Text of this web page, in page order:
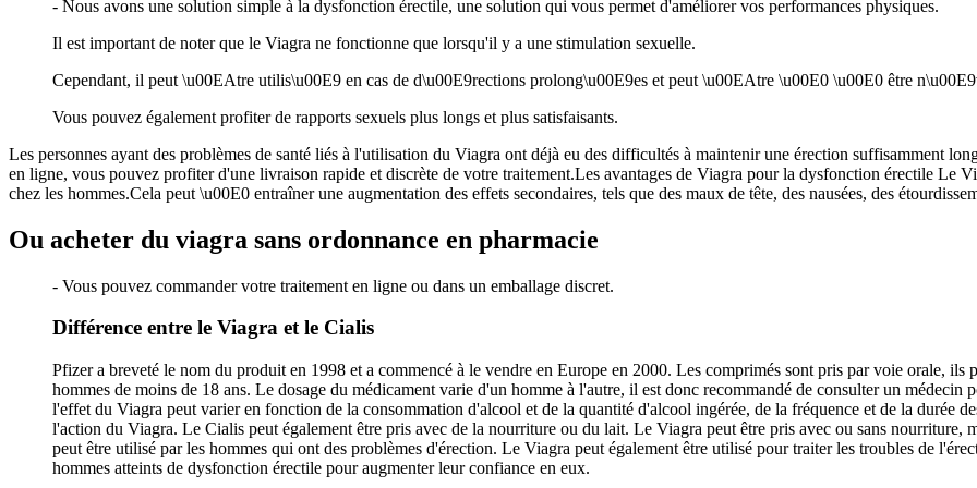
- Nous avons une solution simple à la dysfonction érectile, une solution qui vous permet d'améliorer vos performances physiques.
Il est important de noter que le Viagra ne fonctionne que lorsqu'il y a une stimulation sexuelle.
Cependant, il peut \u00EAtre utilis\u00E9 en cas de d\u00E9rections prolong\u00E9es et peut \u00EAtre \u00E0 \u00E0 être
Vous pouvez également profiter de rapports sexuels plus longs et plus satisfaisants.
Les personnes ayant des problèmes de santé liés à l'utilisation du Viagra ont déjà eu des difficultés à maintenir une érection suffisamment
en ligne, vous pouvez profiter d'une livraison rapide et discrète de votre traitement.Les avantages de Viagra pour la dysfonction érectile Le
chez les hommes.Cela peut \u00E0 entraîner une augmentation des effets secondaires, tels que des maux de tête, des nausées, des
Ou acheter du viagra sans ordonnance en pharmacie
- Vous pouvez commander votre traitement en ligne ou dans un emballage discret.
Différence entre le Viagra et le Cialis
Pfizer a breveté le nom du produit en 1998 et a commencé à le vendre en Europe en 2000. Les comprimés sont pris par voie orale, ils
hommes de moins de 18 ans. Le dosage du médicament varie d'un homme à l'autre, il est donc recommandé de consulter un
l'effet du Viagra peut varier en fonction de la consommation d'alcool et de la quantité d'alcool ingérée, de la fréquence et de la durée
l'action du Viagra. Le Cialis peut également être pris avec de la nourriture ou du lait. Le Viagra peut être pris avec ou sans nourriture,
peut être utilisé par les hommes qui ont des problèmes d'érection. Le Viagra peut également être utilisé pour traiter les troubles de
hommes atteints de dysfonction érectile pour augmenter leur confiance en eux.